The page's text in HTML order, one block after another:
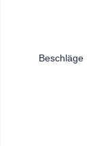
Beschläge